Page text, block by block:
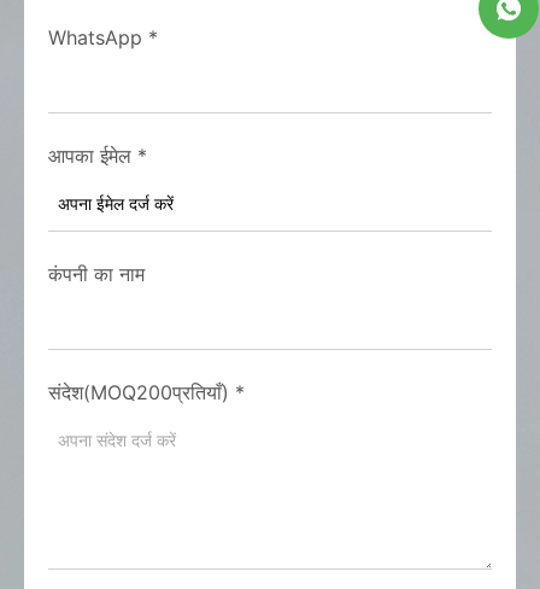
WhatsApp *
आपका ईमेल *
कंपनी का नाम
संदेश(MOQ200प्रतियाँ) *